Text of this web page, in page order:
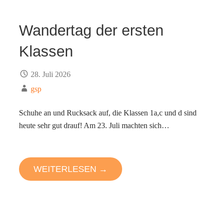
Wandertag der ersten
Klassen
28. Juli 2026
gsp
Schuhe an und Rucksack auf, die Klassen 1a,c und d sind
heute sehr gut drauf! Am 23. Juli machten sich…
WEITERLESEN →